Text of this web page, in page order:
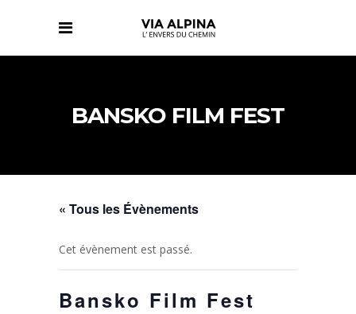
BANSKO FILM FEST
« Tous les Évènements
Cet évènement est passé.
Bansko Film Fest